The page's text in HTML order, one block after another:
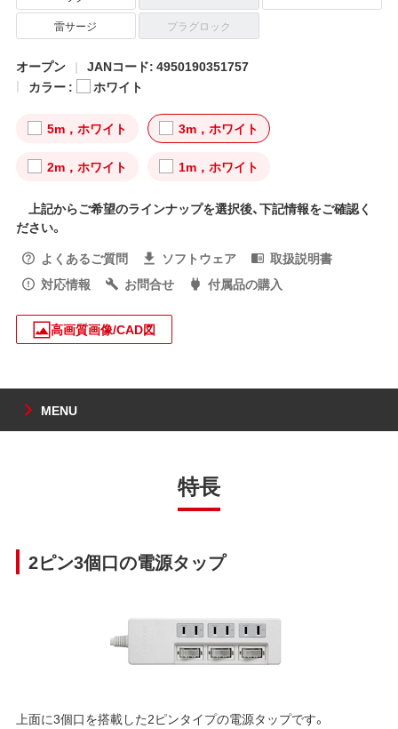
雷サージ プラグロック
オープン
JANコード: 4950190351757
カラー :
ホワイト
5m，ホワイト 3m，ホワイト
2m，ホワイト 1m，ホワイト
上記からご希望のラインナップを選択後、下記情報をご確認く
ださい。
よくあるご質問
ソフトウェア
取扱説明書
対応情報
お問合せ 付属品の購入
高画質画像/CAD図
MENU
特長
2ピン3個口の電源タップ
上面に3個口を搭載した2ピンタイプの電源タップです。